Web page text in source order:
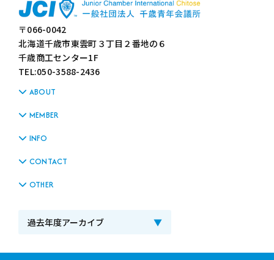
〒066-0042
北海道千歳市東雲町３丁目２番地の６
千歳商工センター1F
TEL:050-3588-2436
ABOUT
MEMBER
INFO
CONTACT
OTHER